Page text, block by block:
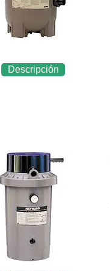
Descripción